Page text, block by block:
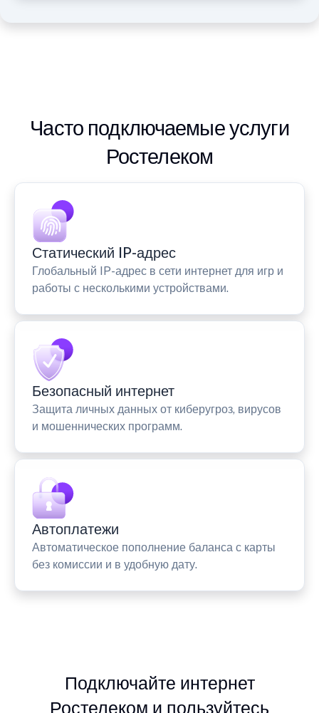
Часто подключаемые услуги
Ростелеком
Статический IP-адрес
Глобальный IP-адрес в сети интернет для игр и
работы с несколькими устройствами.
Безопасный интернет
Защита личных данных от киберугроз, вирусов
и мошеннических программ.
Автоплатежи
Автоматическое пополнение баланса с карты
без комиссии и в удобную дату.
Подключайте интернет
Ростелеком и пользуйтесь